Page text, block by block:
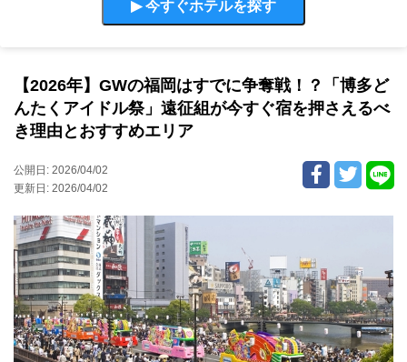
▶ 今すぐホテルを探す
【2026年】GWの福岡はすでに争奪戦！？「博多ど
んたくアイドル祭」遠征組が今すぐ宿を押さえるべ
き理由とおすすめエリア
公開日: 2026/04/02
更新日: 2026/04/02